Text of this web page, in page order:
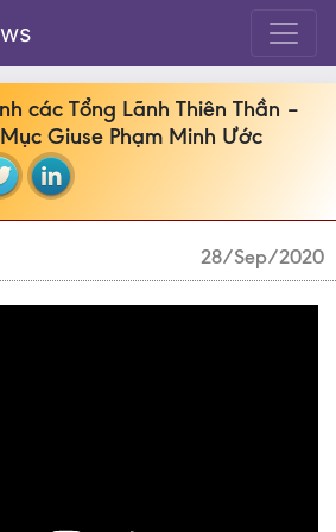
các Tổng Lãnh Thiên Thần –
Giuse Phạm Minh Ước
28/Sep/2020